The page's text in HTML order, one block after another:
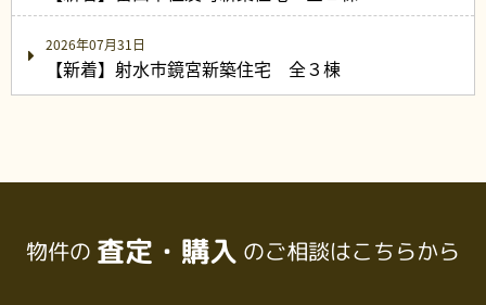
2026年07月31日
【新着】射水市鏡宮新築住宅 全３棟
物件の 査定・購入 のご相談はこちらから